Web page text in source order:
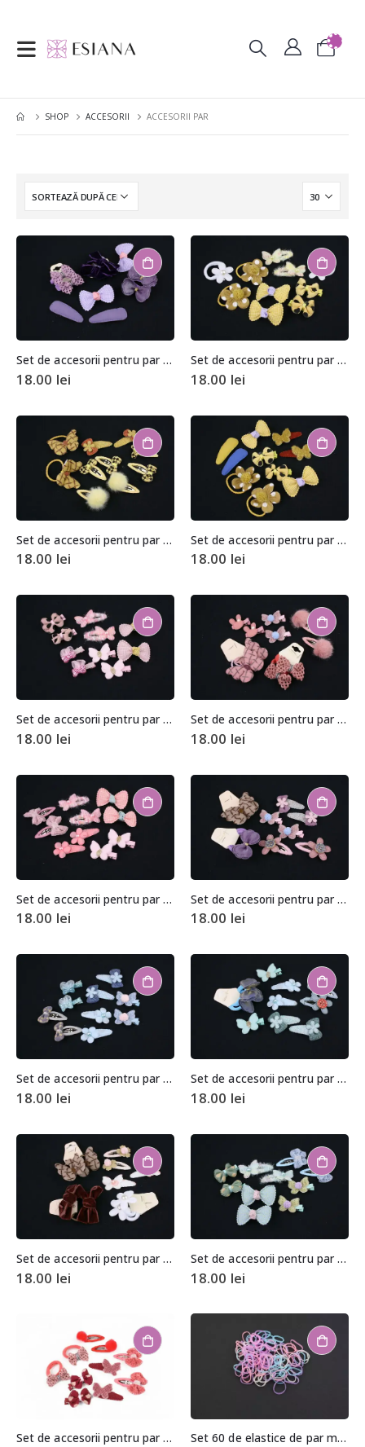
SHOP ACCESORII ACCESORII PAR
Set de accesorii pentru par (10 bucati)
18.00 lei
Set de accesorii pentru par (10 bucati)
18.00 lei
Set de accesorii pentru par (10 bucati)
18.00 lei
Set de accesorii pentru par (10 bucati)
18.00 lei
Set de accesorii pentru par (10 bucati)
18.00 lei
Set de accesorii pentru par (10 bucati)
18.00 lei
Set de accesorii pentru par (10 bucati)
18.00 lei
Set de accesorii pentru par (10 bucati)
18.00 lei
Set de accesorii pentru par (10 bucati)
18.00 lei
Set de accesorii pentru par (10 bucati)
18.00 lei
Set de accesorii pentru par (10 bucati)
18.00 lei
Set de accesorii pentru par (10 bucati)
18.00 lei
Set de accesorii pentru par (10 bucati) Set 60 de elastice de par multicolore